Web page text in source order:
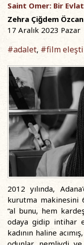
Saint Omer: Bir
Zehra Çiğdem Özcan
17 Aralık 2023 Pazar
#adalet, #film
2012 yılında,
kurutma makinesini
“al bunu, hem
odaya gidip intihar
kadının haline